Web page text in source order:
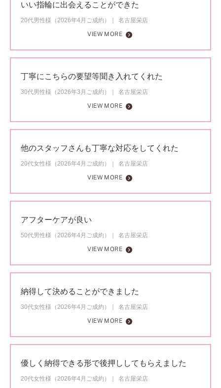
いい指輪に出会えることができた
20代男性様（2026年4月ご成約）
名古屋栄店
VIEW MORE
丁寧にこちらの要望等聞き入れてくれた
30代男性様（2026年3月ご成約）
名古屋栄店
VIEW MORE
他のスタッフさんも丁寧な対応をしてくれた
20代女性様（2026年4月ご成約）
名古屋栄店
VIEW MORE
アフターケアが良い
50代男性様（2026年4月ご成約）
名古屋栄店
VIEW MORE
納得して決めることができました
30代女性様（2026年4月ご成約）
名古屋栄店
VIEW MORE
優しく納得できる形で後押ししてもらえました
20代女性様（2026年4月ご成約） 名古屋栄店